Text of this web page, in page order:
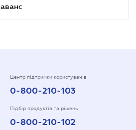
аванс
Центр підтримки користувачів
0-800-210-103
Підбір продуктів та рішень
0-800-210-102